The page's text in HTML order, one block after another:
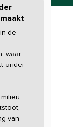
de
waar
onder
van